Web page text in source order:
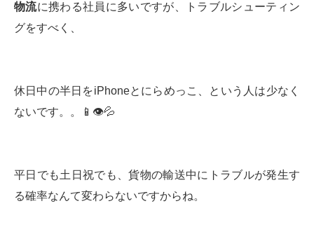
物流に携わる社員に多いですが、トラブルシューティン
グをすべく、
休日中の半日をiPhoneとにらめっこ、という人は少なく
ないです。。📱👁️💦
平日でも土日祝でも、貨物の輸送中にトラブルが発生す
る確率なんて変わらないですからね。